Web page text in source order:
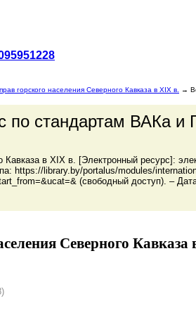
горского населения Северного Кавказа в XIX в. →
по стандартам ВАКа и
Кавказа в XIX в. [Электронный ресурс]:
https://library.by/portalus/modules/
(свободный доступ). –
Северного Кавказа